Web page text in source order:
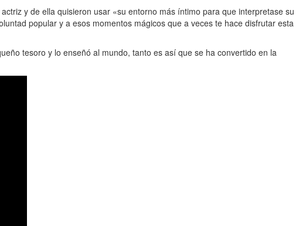
y de ella quisieron usar «su entorno más íntimo para que interpretase su
popular y a esos momentos mágicos que a veces te hace disfrutar esta
tesoro y lo enseñó al mundo, tanto es así que se ha convertido en la